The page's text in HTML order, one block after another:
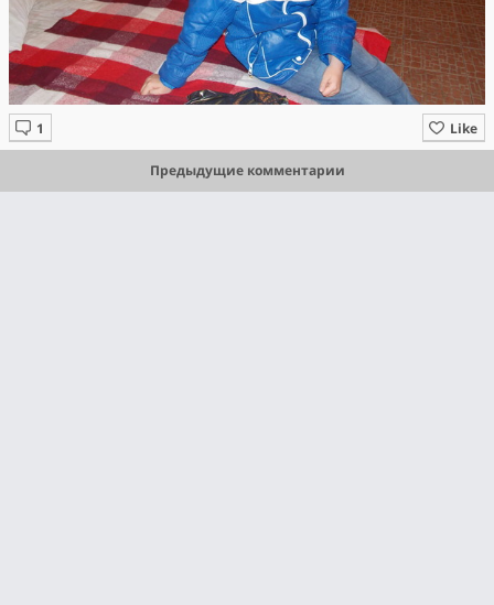
Like
Предыдущие комментарии